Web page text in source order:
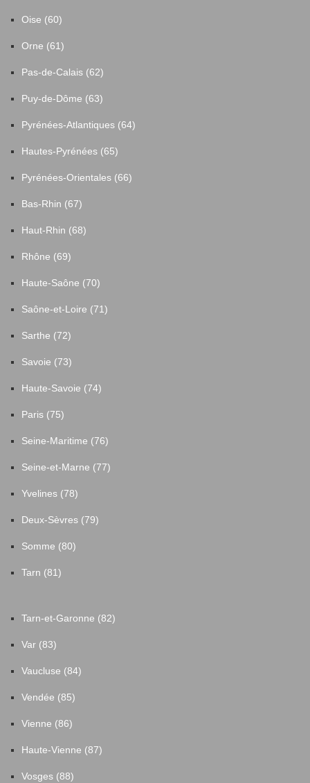
Oise (60)
Orne (61)
Pas-de-Calais (62)
Puy-de-Dôme (63)
Pyrénées-Atlantiques (64)
Hautes-Pyrénées (65)
Pyrénées-Orientales (66)
Bas-Rhin (67)
Haut-Rhin (68)
Rhône (69)
Haute-Saône (70)
Saône-et-Loire (71)
Sarthe (72)
Savoie (73)
Haute-Savoie (74)
Paris (75)
Seine-Maritime (76)
Seine-et-Marne (77)
Yvelines (78)
Deux-Sèvres (79)
Somme (80)
Tarn (81)
Tarn-et-Garonne (82)
Var (83)
Vaucluse (84)
Vendée (85)
Vienne (86)
Haute-Vienne (87)
Vosges (88)